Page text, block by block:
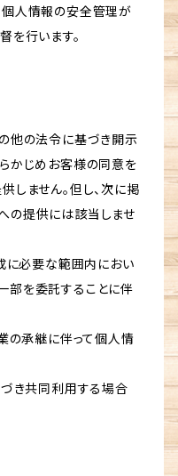
個人情報の安全管理が
を行います。
他の法令に基づき開示
かじめお客様の同意を
しません。但し、次に掲
の提供には該当しませ
に必要な範囲内におい
部を委託することに伴
の承継に伴って個人情
づき共同利用する場合